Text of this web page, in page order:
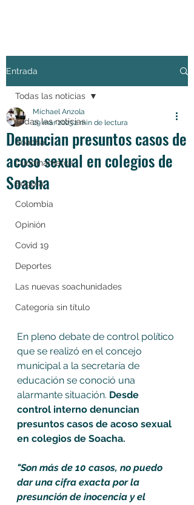
Entrada
Todas las noticias
Soacha
Cundinamarca
Bogotá
Colombia
Opinión
Covid 19
Deportes
Las nuevas soachunidades
Categoría sin título
Todas las noticias
Denuncian presuntos casos de
acoso sexual en colegios de
Soacha
Michael Anzola
29 mar 20232 min de lectura
En pleno debate de control político
que se realizó en el concejo
municipal a la secretaría de
educación se conoció una
alarmante situación. Desde
control interno denuncian
presuntos casos de acoso sexual
en colegios de Soacha.
"Son más de 10 casos, no puedo
dar una cifra exacta por la
presunción de inocencia y el